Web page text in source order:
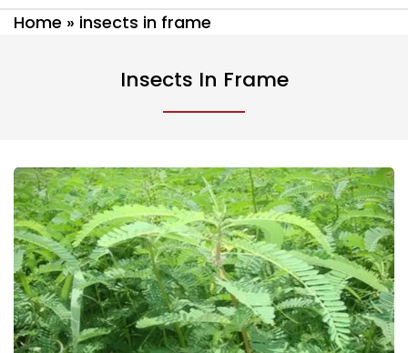
Home » insects in frame
Insects In Frame